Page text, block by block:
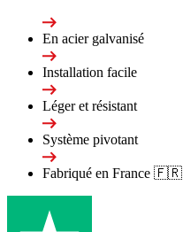
En acier galvanisé
Installation facile
Léger et résistant
Système pivotant
Fabriqué en France 🇫🇷